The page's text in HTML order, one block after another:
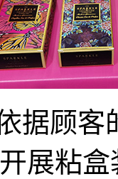
据顾客
展粘